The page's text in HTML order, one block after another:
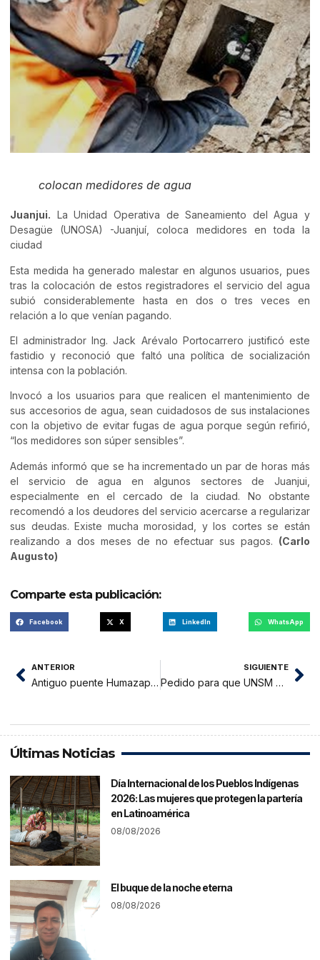
colocan medidores de agua
Juanjui. La Unidad Operativa de Saneamiento del Agua y
Desagüe (UNOSA) -Juanjuí, coloca medidores en toda la
ciudad
Esta medida ha generado malestar en algunos usuarios, pues
tras la colocación de estos registradores el servicio del agua
subió considerablemente hasta en dos o tres veces en
relación a lo que venían pagando.
El administrador Ing. Jack Arévalo Portocarrero justificó este
fastidio y reconoció que faltó una política de socialización
intensa con la población.
Invocó a los usuarios para que realicen el mantenimiento de
sus accesorios de agua, sean cuidadosos de sus instalaciones
con la objetivo de evitar fugas de agua porque según refirió,
“los medidores son súper sensibles”.
Además informó que se ha incrementado un par de horas más
el servicio de agua en algunos sectores de Juanjui,
especialmente en el cercado de la ciudad. No obstante
recomendó a los deudores del servicio acercarse a regularizar
sus deudas. Existe mucha morosidad, y los cortes se están
realizando a dos meses de no efectuar sus pagos. (Carlo
Augusto)
Comparte esta publicación:
Facebook X LinkedIn WhatsApp
ANTERIOR
Antiguo puente Humazapa fue arrasado la madruga de ayer
SIGUIENTE
Pedido para que UNSM amplié número de carreras profesionales
Últimas Noticias
Día Internacional de los Pueblos Indígenas
2026: Las mujeres que protegen la partería
en Latinoamérica
08/08/2026
El buque de la noche eterna
08/08/2026